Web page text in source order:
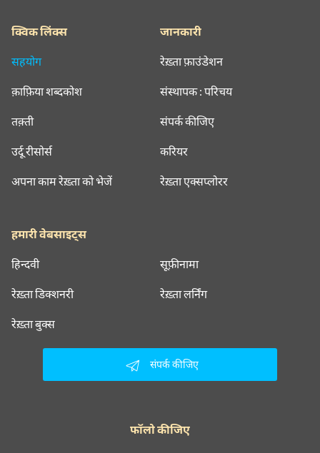
क्विक लिंक्स
सहयोग
क़ाफ़िया शब्दकोश
तक़्ती
उर्दू रीसोर्स
अपना काम रेख़्ता को भेजें
जानकारी
रेख़्ता फ़ाउंडेशन
संस्थापक : परिचय
संपर्क कीजिए
करियर
रेख़्ता एक्सप्लोरर
हमारी वेबसाइट्स
हिन्दवी सूफ़ीनामा
रेख़्ता डिक्शनरी रेख़्ता लर्निंग
रेख़्ता बुक्स
संपर्क कीजिए
फॉलो कीजिए